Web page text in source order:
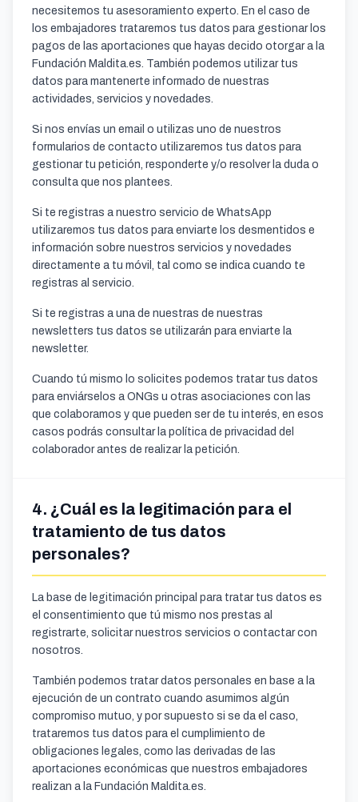
necesitemos tu asesoramiento experto. En el caso de
los embajadores trataremos tus datos para gestionar los
pagos de las aportaciones que hayas decido otorgar a la
Fundación Maldita.es. También podemos utilizar tus
datos para mantenerte informado de nuestras
actividades, servicios y novedades.
Si nos envías un email o utilizas uno de nuestros
formularios de contacto utilizaremos tus datos para
gestionar tu petición, responderte y/o resolver la duda o
consulta que nos plantees.
Si te registras a nuestro servicio de WhatsApp
utilizaremos tus datos para enviarte los desmentidos e
información sobre nuestros servicios y novedades
directamente a tu móvil, tal como se indica cuando te
registras al servicio.
Si te registras a una de nuestras de nuestras
newsletters tus datos se utilizarán para enviarte la
newsletter.
Cuando tú mismo lo solicites podemos tratar tus datos
para enviárselos a ONGs u otras asociaciones con las
que colaboramos y que pueden ser de tu interés, en esos
casos podrás consultar la política de privacidad del
colaborador antes de realizar la petición.
4. ¿Cuál es la legitimación para el
tratamiento de tus datos
personales?
La base de legitimación principal para tratar tus datos es
el consentimiento que tú mismo nos prestas al
registrarte, solicitar nuestros servicios o contactar con
nosotros.
También podemos tratar datos personales en base a la
ejecución de un contrato cuando asumimos algún
compromiso mutuo, y por supuesto si se da el caso,
trataremos tus datos para el cumplimiento de
obligaciones legales, como las derivadas de las
aportaciones económicas que nuestros embajadores
realizan a la Fundación Maldita.es.